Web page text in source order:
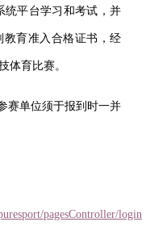
统平台学习和考试，并
育准入合格证书，经
体育比赛。
赛单位须于报到时一并
pagesController/login